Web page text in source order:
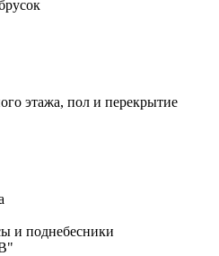
этажа, пол и перекрытие
и поднебесники